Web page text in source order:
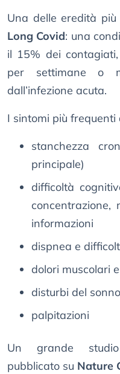
Una delle eredità
Long Covid: una
il 15% dei
per settimane o
dall’infezione acuta.
I sintomi più frequenti
stanchezza
principale)
difficoltà
concentrazione,
informazioni
dispnea e
dolori muscolari
disturbi del sonno
palpitazioni
Un grande studio
pubblicato su Nature